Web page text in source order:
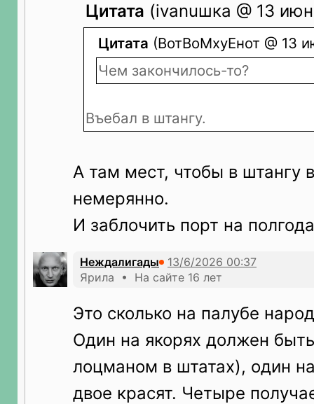
Цитата (ivanuшка @ 13
Цитата (ВотВоМхуЕнот @ 13
Чем закончилось-то?
Въебал в штангу.
А там мест, чтобы в штангу
немерянно.
И заблочить порт на
Неждалигады
Ярила • На сайте 16 лет
Это сколько на палубе
Один на якорях должен
лоцманом в штатах), один
двое красят. Четыре